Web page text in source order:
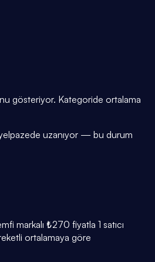
gösteriyor. Kategoride ortalama
yelpazede uzanıyor — bu durum
markalı ₺270 fiyatla 1 satıcı
ortalamaya göre